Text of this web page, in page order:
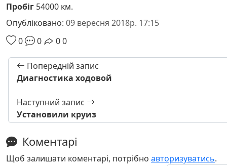
Пробіг 54000 км.
Опубліковано: 09 вересня 2018р. 17:15
0
0 00
Попередній запис
Диагностика ходовой
Наступний запис
Установили круиз
Коментарі
Щоб залишати коментарі, потрібно авторизуватись.